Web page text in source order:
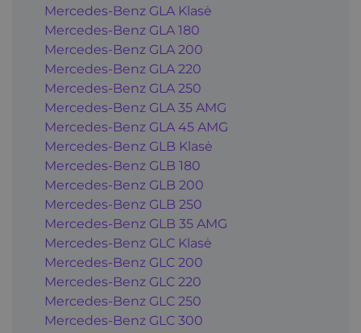
Mercedes-Benz GLA Klasė
Mercedes-Benz GLA 180
Mercedes-Benz GLA 200
Mercedes-Benz GLA 220
Mercedes-Benz GLA 250
Mercedes-Benz GLA 35 AMG
Mercedes-Benz GLA 45 AMG
Mercedes-Benz GLB Klasė
Mercedes-Benz GLB 180
Mercedes-Benz GLB 200
Mercedes-Benz GLB 250
Mercedes-Benz GLB 35 AMG
Mercedes-Benz GLC Klasė
Mercedes-Benz GLC 200
Mercedes-Benz GLC 220
Mercedes-Benz GLC 250
Mercedes-Benz GLC 300